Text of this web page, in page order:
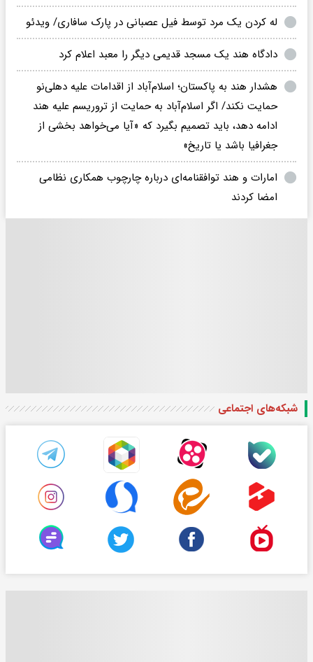
له کردن یک مرد توسط فیل عصبانی در پارک سافاری/ ویدئو
دادگاه هند یک مسجد قدیمی دیگر را معبد اعلام کرد
هشدار هند به پاکستان؛ اسلام‌آباد از اقدامات علیه دهلی‌نو
حمایت نکند/ اگر اسلام‌آباد به حمایت از تروریسم علیه هند
ادامه دهد، باید تصمیم بگیرد که «آیا می‌خواهد بخشی از
جغرافیا باشد یا تاریخ»
امارات و هند توافقنامه‌ای درباره چارچوب همکاری نظامی
امضا کردند
شبکه‌های اجتماعی